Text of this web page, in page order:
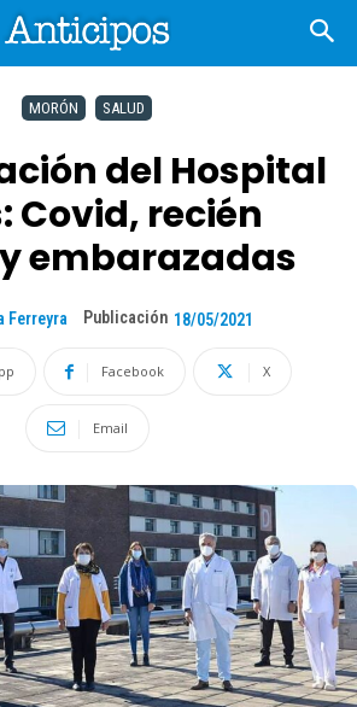
MORÓN SALUD
del Hospital
Covid, recién
embarazadas
Ferreyra Publicación 18/05/2021
Facebook X
Email